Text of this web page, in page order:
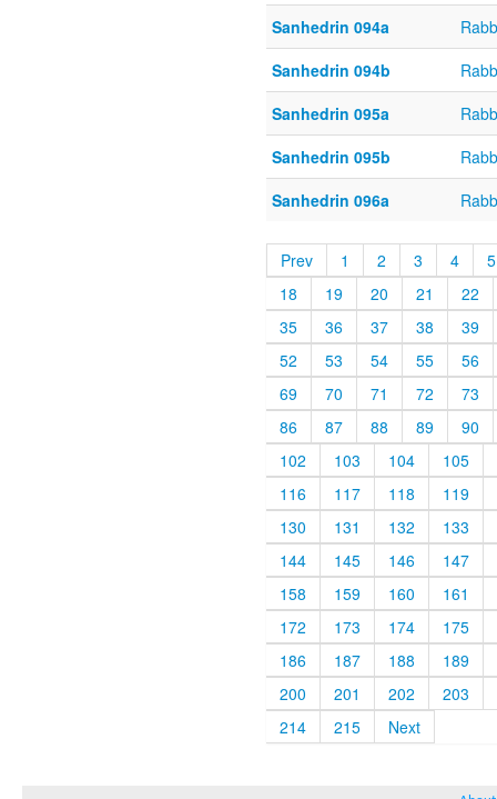
Sanhedrin 094a
Sanhedrin 094b
Sanhedrin 095a
Sanhedrin 095b
Sanhedrin 096a
Prev 1 2 3 4
5
18
19 20 21
22
35
36 37 38
39
52
53 54 55
56
69
70 71 72
73
86
87 88 89
90
102
103 104
105
116
117 118
119
130
131 132
133
144
145 146
147
158
159 160
161
172
173 174
175
186
187 188
189
200
201 202
203
214
215 Next